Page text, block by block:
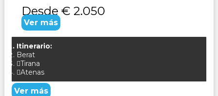
Desde € 2.050
Ver más
Itinerario:
Berat
Tirana
Atenas
Ver más